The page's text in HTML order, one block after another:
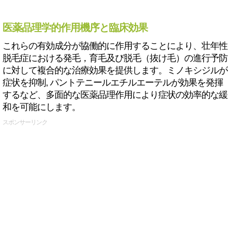
医薬品理学的作用機序と臨床効果
これらの有効成分が協働的に作用することにより、壮年性
脱毛症における発毛，育毛及び脱毛（抜け毛）の進行予防
に対して複合的な治療効果を提供します。ミノキシジルが
症状を抑制, パントテニールエチルエーテルが効果を発揮
するなど、多面的な医薬品理作用により症状の効率的な緩
和を可能にします。
スポンサーリンク